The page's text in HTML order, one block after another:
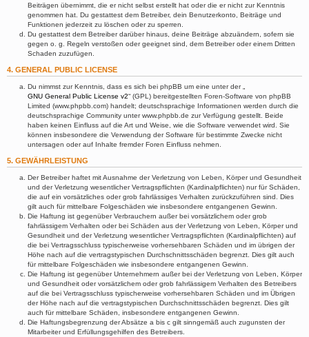
Beiträgen übernimmt, die er nicht selbst erstellt hat oder die er nicht zur Kenntnis
genommen hat. Du gestattest dem Betreiber, dein Benutzerkonto, Beiträge und
Funktionen jederzeit zu löschen oder zu sperren.
Du gestattest dem Betreiber darüber hinaus, deine Beiträge abzuändern, sofern sie
gegen o. g. Regeln verstoßen oder geeignet sind, dem Betreiber oder einem Dritten
Schaden zuzufügen.
4. GENERAL PUBLIC LICENSE
Du nimmst zur Kenntnis, dass es sich bei phpBB um eine unter der „
GNU General Public License v2“ (GPL) bereitgestellten Foren-Software von phpBB
Limited (www.phpbb.com) handelt; deutschsprachige Informationen werden durch die
deutschsprachige Community unter www.phpbb.de zur Verfügung gestellt. Beide
haben keinen Einfluss auf die Art und Weise, wie die Software verwendet wird. Sie
können insbesondere die Verwendung der Software für bestimmte Zwecke nicht
untersagen oder auf Inhalte fremder Foren Einfluss nehmen.
5. GEWÄHRLEISTUNG
Der Betreiber haftet mit Ausnahme der Verletzung von Leben, Körper und Gesundheit
und der Verletzung wesentlicher Vertragspflichten (Kardinalpflichten) nur für Schäden,
die auf ein vorsätzliches oder grob fahrlässiges Verhalten zurückzuführen sind. Dies
gilt auch für mittelbare Folgeschäden wie insbesondere entgangenen Gewinn.
Die Haftung ist gegenüber Verbrauchern außer bei vorsätzlichem oder grob
fahrlässigem Verhalten oder bei Schäden aus der Verletzung von Leben, Körper und
Gesundheit und der Verletzung wesentlicher Vertragspflichten (Kardinalpflichten) auf
die bei Vertragsschluss typischerweise vorhersehbaren Schäden und im übrigen der
Höhe nach auf die vertragstypischen Durchschnittsschäden begrenzt. Dies gilt auch
für mittelbare Folgeschäden wie insbesondere entgangenen Gewinn.
Die Haftung ist gegenüber Unternehmern außer bei der Verletzung von Leben, Körper
und Gesundheit oder vorsätzlichem oder grob fahrlässigem Verhalten des Betreibers
auf die bei Vertragsschluss typischerweise vorhersehbaren Schäden und im Übrigen
der Höhe nach auf die vertragstypischen Durchschnittsschäden begrenzt. Dies gilt
auch für mittelbare Schäden, insbesondere entgangenen Gewinn.
Die Haftungsbegrenzung der Absätze a bis c gilt sinngemäß auch zugunsten der
Mitarbeiter und Erfüllungsgehilfen des Betreibers.